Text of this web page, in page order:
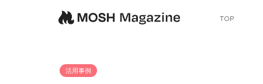
TOP
活用事例